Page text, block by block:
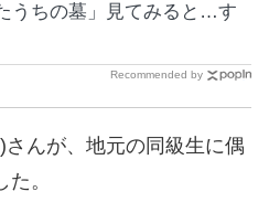
うちの墓」見てみると…す
Recommended by
)さんが、地元の同級生に偶
。